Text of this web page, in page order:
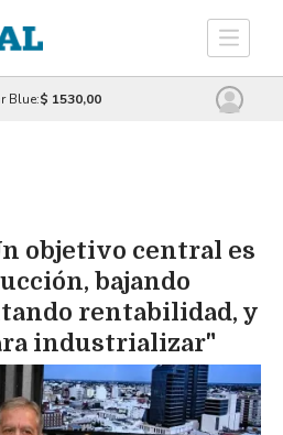
Blue:$ 1530,00
objetivo central es
bajando
rentabilidad, y
industrializar"